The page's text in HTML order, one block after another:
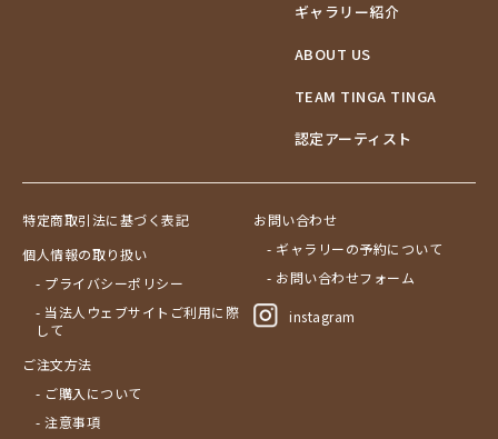
ギャラリー紹介
ABOUT US
TEAM TINGA TINGA
認定アーティスト
特定商取引法に基づく表記
個人情報の取り扱い
- プライバシーポリシー
- 当法人ウェブサイトご利用に際
して
ご注文方法
- ご購入について
- 注意事項
お問い合わせ
- ギャラリーの予約について
- お問い合わせフォーム
instagram